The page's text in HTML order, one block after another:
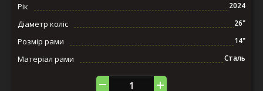
Рік 2024
Діаметр коліс 26"
Розмір рами 14"
Матеріал рами Сталь